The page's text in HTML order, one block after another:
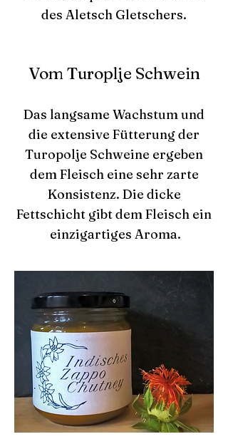
des Aletsch Gletschers.
Vom Turoplje Schwein
Das langsame Wachstum und
die extensive Fütterung der
Turopolje Schweine ergeben
dem Fleisch eine sehr zarte
Konsistenz. Die dicke
Fettschicht gibt dem Fleisch ein
einzigartiges Aroma.